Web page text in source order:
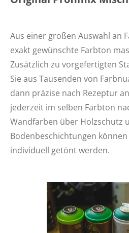
Aus einer großen Auswahl an
exakt gewünschte Farbton
Zusätzlich zu vorgefertigten
Sie aus Tausenden von
dann präzise nach Rezeptur
jederzeit im selben Farbton
Wandfarben über Holzschutz
Bodenbeschichtungen
individuell